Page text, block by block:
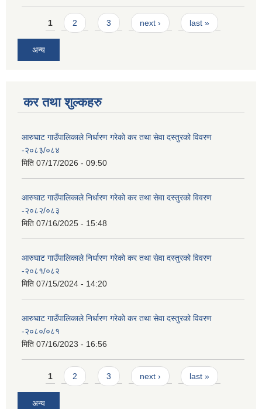
Pages
1 2 3 next › last »
अन्य
कर तथा शुल्कहरु
आरुघाट गाउँपालिकाले निर्धारण गरेको कर तथा सेवा दस्तुरको विवरण
-२०८३/०८४
मिति 07/17/2026 - 09:50
आरुघाट गाउँपालिकाले निर्धारण गरेको कर तथा सेवा दस्तुरको विवरण
-२०८२/०८३
मिति 07/16/2025 - 15:48
आरुघाट गाउँपालिकाले निर्धारण गरेको कर तथा सेवा दस्तुरको विवरण
-२०८१/०८२
मिति 07/15/2024 - 14:20
आरुघाट गाउँपालिकाले निर्धारण गरेको कर तथा सेवा दस्तुरको विवरण
-२०८०/०८१
मिति 07/16/2023 - 16:56
Pages
1 2 3 next › last »
अन्य